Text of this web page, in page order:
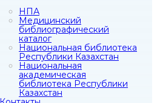
НПА
Медицинский
библиографический
каталог
Национальная библиотека
Республики Казахстан
Национальная
академическая
библиотека Республики
Казахстан